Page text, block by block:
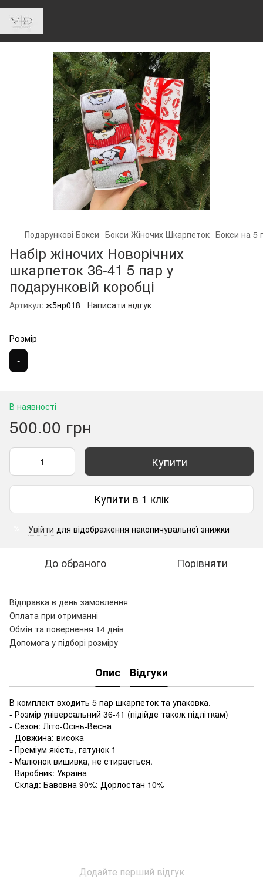
Подарункові Бокси Бокси Жіночих Шкарпеток Бокси на 5
Набір жіночих Новорічних
шкарпеток 36-41 5 пар у
подарунковій коробці
Артикул: ж5нр018 Написати відгук
Розмір
-
В наявності
500.00 грн
Купити
Купити в 1 клік
Увійти для відображення накопичувальної знижки
До обраного Порівняти
Відправка в день замовлення
Оплата при отриманні
Обмін та повернення 14 днів
Допомога у підборі розміру
Опис Відгуки
В комплект входить 5 пар шкарпеток та упаковка.
- Розмір універсальний 36-41 (підійде також підліткам)
- Сезон: Літо-Осінь-Весна
- Довжина: висока
- Преміум якість, гатунок 1
- Малюнок вишивка, не стирається.
- Виробник: Україна
- Склад: Бавовна 90%; Дорлостан 10%
Додайте перший відгук